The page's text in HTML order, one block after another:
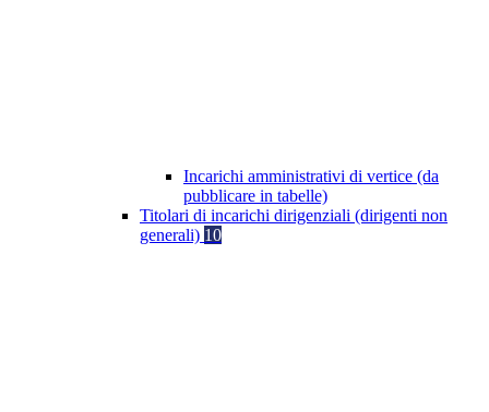
Incarichi amministrativi di vertice (da
pubblicare in tabelle)
Titolari di incarichi dirigenziali (dirigenti non
generali) 10